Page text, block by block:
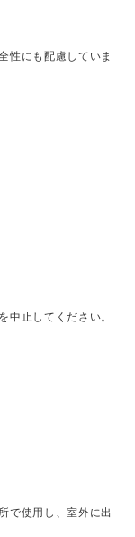
性にも配慮していま
中止してください。
で使用し、室外に出